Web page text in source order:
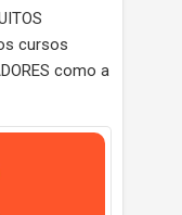
cursos
como a